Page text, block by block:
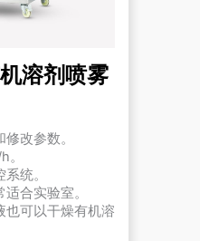
溶剂喷雾
改参数。
统。
合实验室。
也可以干燥有机溶